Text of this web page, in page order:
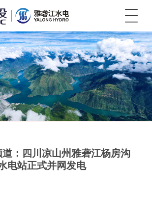
菜单
：四川凉山州雅砻江杨房沟
电站正式并网发电